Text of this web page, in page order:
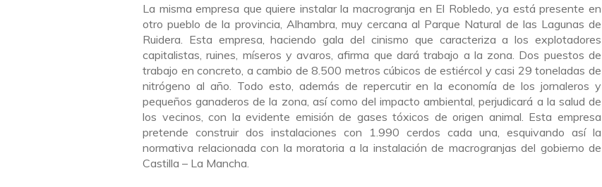
La misma empresa que quiere instalar la macrogranja en El Robledo, ya está presente en
otro pueblo de la provincia, Alhambra, muy cercana al Parque Natural de las Lagunas de
Ruidera. Esta empresa, haciendo gala del cinismo que caracteriza a los explotadores
capitalistas, ruines, míseros y avaros, afirma que dará trabajo a la zona. Dos puestos de
trabajo en concreto, a cambio de 8.500 metros cúbicos de estiércol y casi 29 toneladas de
nitrógeno al año. Todo esto, además de repercutir en la economía de los jornaleros y
pequeños ganaderos de la zona, así como del impacto ambiental, perjudicará a la salud de
los vecinos, con la evidente emisión de gases tóxicos de origen animal. Esta empresa
pretende construir dos instalaciones con 1.990 cerdos cada una, esquivando así la
normativa relacionada con la moratoria a la instalación de macrogranjas del gobierno de
Castilla – La Mancha.